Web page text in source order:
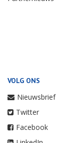
VOLG ONS
Nieuwsbrief
Twitter
Facebook